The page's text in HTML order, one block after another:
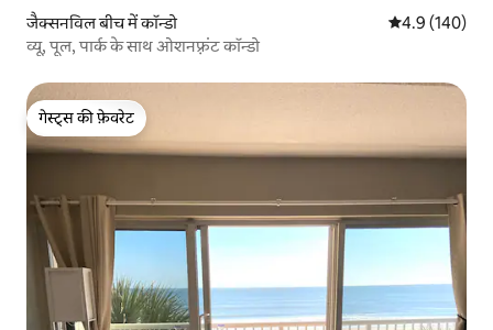
जैक्सनविल बीच में कॉन्डो औसत रेटिंग 5 में
4.9 (140)
व्यू, पूल, पार्क के साथ ओशनफ़्रंट कॉन्डो
गेस्ट्स की फ़ेवरेट
गेस्ट्स की फ़ेवरेट